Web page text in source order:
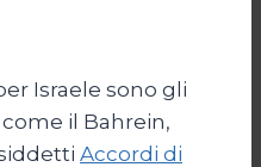
Israele sono gli
il Bahrein,
Accordi di